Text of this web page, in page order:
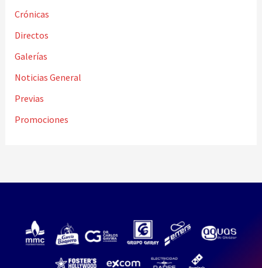
Crónicas
Directos
Galerías
Noticias General
Previas
Promociones